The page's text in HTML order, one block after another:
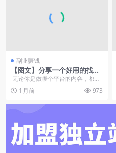
副业赚钱
【图文】分享一个好用的找关
键词的简单方法
无论你是做哪个平台的内容，都需
要找平台最近的热门内容，找到
了，然后仿...
1 月前 973